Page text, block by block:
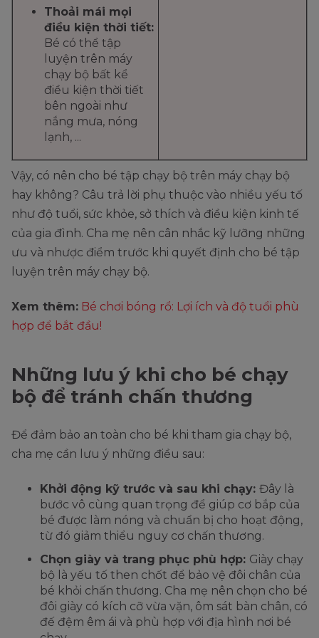
Thoải mái mọi
điều kiện thời tiết:
Bé có thể tập
luyện trên máy
chạy bộ bất kể
điều kiện thời tiết
bên ngoài như
nắng mưa, nóng
lạnh, ...
Vậy, có nên cho bé tập chạy bộ trên máy chạy bộ
hay không? Câu trả lời phụ thuộc vào nhiều yếu tố
như độ tuổi, sức khỏe, sở thích và điều kiện kinh tế
của gia đình. Cha mẹ nên cân nhắc kỹ lưỡng những
ưu và nhược điểm trước khi quyết định cho bé tập
luyện trên máy chạy bộ.
Xem thêm: Bé chơi bóng rổ: Lợi ích và độ tuổi phù
hợp để bắt đầu!
Những lưu ý khi cho bé chạy
bộ để tránh chấn thương
Để đảm bảo an toàn cho bé khi tham gia chạy bộ,
cha mẹ cần lưu ý những điều sau:
Khởi động kỹ trước và sau khi chạy: Đây là
bước vô cùng quan trọng để giúp cơ bắp của
bé được làm nóng và chuẩn bị cho hoạt động,
từ đó giảm thiểu nguy cơ chấn thương.
Chọn giày và trang phục phù hợp: Giày chạy
bộ là yếu tố then chốt để bảo vệ đôi chân của
bé khỏi chấn thương. Cha mẹ nên chọn cho bé
đôi giày có kích cỡ vừa vặn, ôm sát bàn chân, có
đế đệm êm ái và phù hợp với địa hình nơi bé